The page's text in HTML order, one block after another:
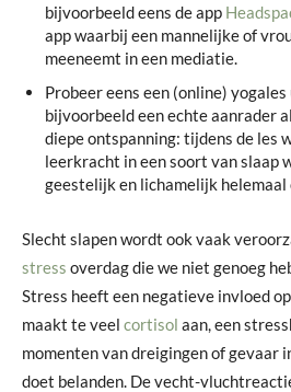
bijvoorbeeld eens de app
app waarbij een mannelijke of
meeneemt in een mediatie.
Probeer eens een (online) yogales
bijvoorbeeld een echte aanrader
diepe ontspanning: tijdens de les
leerkracht in een soort van slaap
geestelijk en lichamelijk helemaal
Slecht slapen wordt ook vaak
stress overdag die we niet genoeg
Stress heeft een negatieve invloed
maakt te veel cortisol aan, een
momenten van dreigingen of gevaar
doet belanden. De vecht-